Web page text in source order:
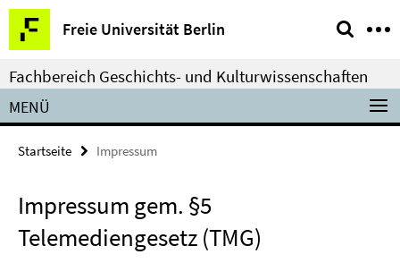
Springe
direkt
zu
Inhalt
Freie Universität Berlin
Service-
Navigation
Fachbereich Geschichts- und Kulturwissenschaften
MENÜ
Startseite Impressum
Impressum gem. §5
Telemediengesetz (TMG)